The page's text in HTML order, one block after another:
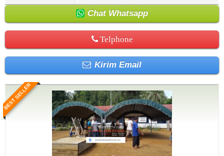
Chat Whatsapp
Telphone
Kirim Email
BEST SELLER